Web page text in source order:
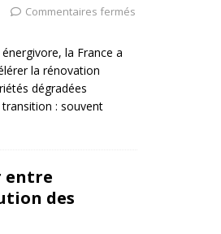
Commentaires fermés
la France a
la rénovation
dégradées
: souvent
entre
des